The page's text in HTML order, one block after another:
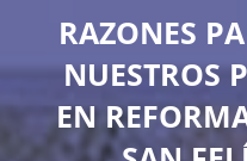
RAZONES
NUESTROS
EN